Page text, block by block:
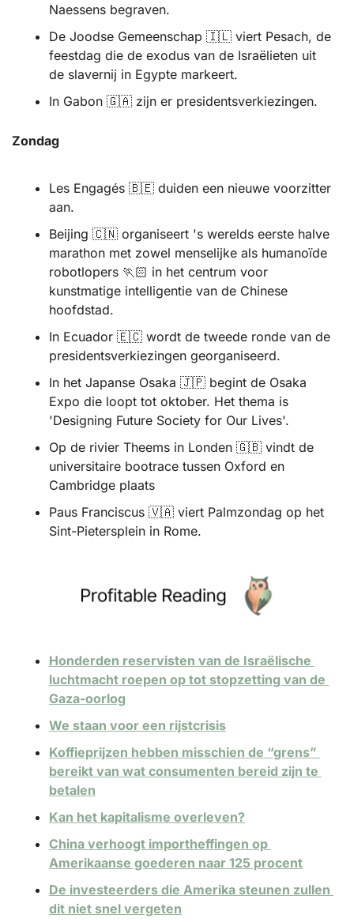
Naessens begraven.
De Joodse Gemeenschap 🇮🇱 viert Pesach, de
feestdag die de exodus van de Israëlieten uit
de slavernij in Egypte markeert.
In Gabon 🇬🇦 zijn er presidentsverkiezingen.
Zondag
Les Engagés 🇧🇪 duiden een nieuwe voorzitter
aan.
Beijing 🇨🇳 organiseert 's werelds eerste halve
marathon met zowel menselijke als humanoïde
robotlopers 🏃🏻 in het centrum voor
kunstmatige intelligentie van de Chinese
hoofdstad.
In Ecuador 🇪🇨 wordt de tweede ronde van de
presidentsverkiezingen georganiseerd.
In het Japanse Osaka 🇯🇵 begint de Osaka
Expo die loopt tot oktober. Het thema is
'Designing Future Society for Our Lives'.
Op de rivier Theems in Londen 🇬🇧 vindt de
universitaire bootrace tussen Oxford en
Cambridge plaats
Paus Franciscus 🇻🇦 viert Palmzondag op het
Sint-Pietersplein in Rome.
Honderden reservisten van de Israëlische
luchtmacht roepen op tot stopzetting van de
Gaza-oorlog
We staan voor een rijstcrisis
Koffieprijzen hebben misschien de “grens”
bereikt van wat consumenten bereid zijn te
betalen
Kan het kapitalisme overleven?
China verhoogt importheffingen op
Amerikaanse goederen naar 125 procent
De investeerders die Amerika steunen zullen
dit niet snel vergeten